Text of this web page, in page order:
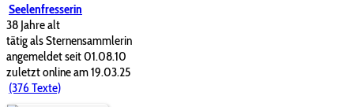
Seelenfresserin
38 Jahre alt
tätig als Sternensammlerin
angemeldet seit 01.08.10
zuletzt online am 19.03.25
(376 Texte)